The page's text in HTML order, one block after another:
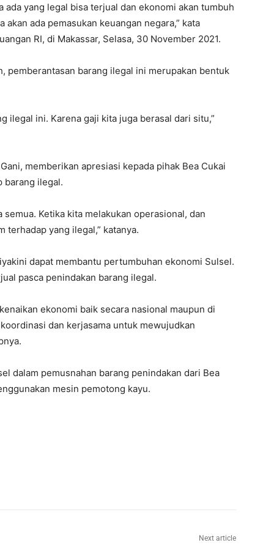
ada yang legal bisa terjual dan ekonomi akan tumbuh
ada pemasukan keuangan negara,” kata
RI, di Makassar, Selasa, 30 November 2021.
pemberantasan barang ilegal ini merupakan bentuk
ilegal ini. Karena gaji kita juga berasal dari situ,”
memberikan apresiasi kepada pihak Bea Cukai
barang ilegal.
Ketika kita melakukan operasional, dan
terhadap yang ilegal,” katanya.
dapat membantu pertumbuhan ekonomi Sulsel.
pasca penindakan barang ilegal.
ekonomi baik secara nasional maupun di
dan kerjasama untuk mewujudkan
dalam pemusnahan barang penindakan dari Bea
mesin pemotong kayu.
Next article